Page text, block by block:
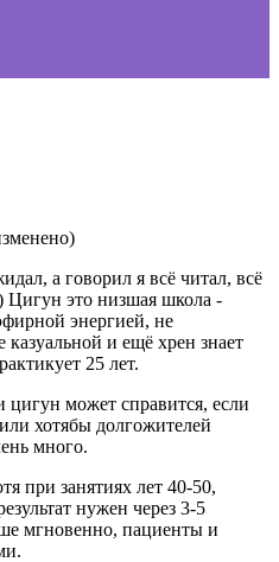
а говорил я всё читал, всё
Цигун это низшая школа -
энергией, не
казуальной и ещё хрен знает
25 лет.
может справится, если
хотябы долгожителей
много.
при занятиях лет 40-50,
нужен через 3-5
мгновенно, пациенты и